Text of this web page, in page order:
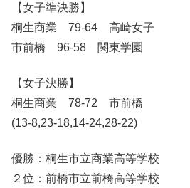
【女子準決勝】
桐生商業 79-64 高崎女子
市前橋 96-58 関東学園
【女子決勝】
桐生商業 78-72 市前橋
(13-8,23-18,14-24,28-22)
優勝：桐生市立商業高等学校
２位：前橋市立前橋高等学校